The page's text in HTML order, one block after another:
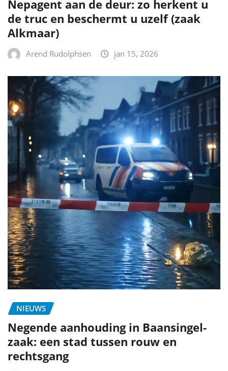
Nepagent aan de deur: zo herkent u
de truc en beschermt u uzelf (zaak
Alkmaar)
Arend Rudolphsen jan 15, 2026
NIEUWS
Negende aanhouding in Baansingel-
zaak: een stad tussen rouw en
rechtsgang